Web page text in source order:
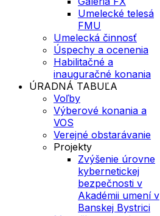
Umelecké telesá
FMU
Umelecká činnosť
Úspechy a ocenenia
Habilitačné a
inauguračné konania
ÚRADNÁ TABUĽA
Voľby
Výberové konania a
VOS
Verejné obstarávanie
Projekty
Zvýšenie úrovne
kybernetickej
bezpečnosti v
Akadémii umení v
Banskej Bystrici